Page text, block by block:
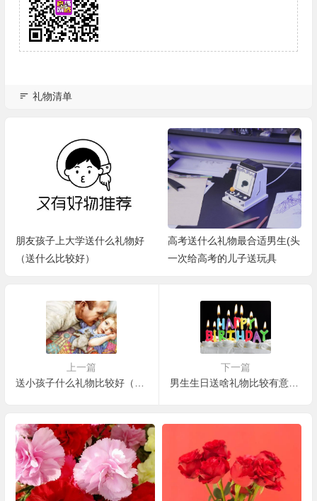
礼物清单
朋友孩子上大学送什么礼物好
（送什么比较好）
高考送什么礼物最合适男生(头
一次给高考的儿子送玩具
上一篇
下一篇
男生生日送啥礼物比较有意义（ 男生生日礼物排行榜实用排行榜）